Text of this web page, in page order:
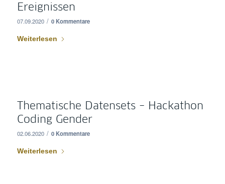
Ereignissen
07.09.2020 / 0 Kommentare
Weiterlesen
Thematische Datensets – Hackathon
Coding Gender
02.06.2020 / 0 Kommentare
Weiterlesen